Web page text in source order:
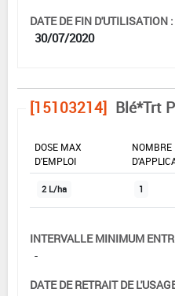
DATE DE FIN D'UTILISATION :
30/07/2020
[15103214] Blé*Trt
DOSE MAX
D'EMPLOI
NOMBRE
2 L/ha 1
INTERVALLE MINIMUM
-
DATE DE RETRAIT DE